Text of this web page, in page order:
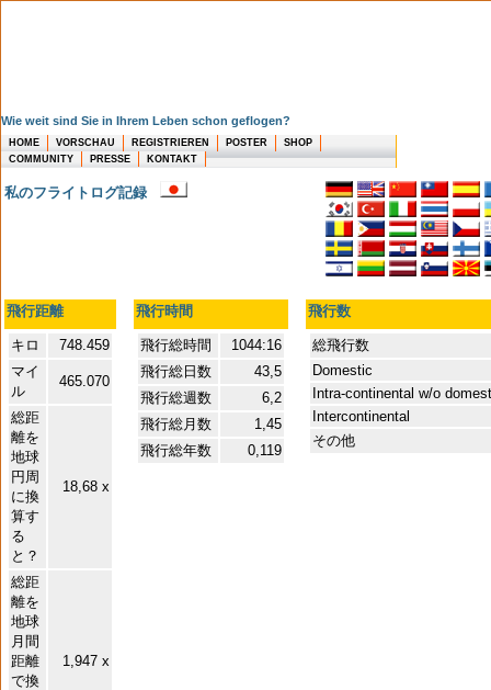
Wie weit sind Sie in Ihrem Leben schon geflogen?
HOME VORSCHAU REGISTRIEREN POSTER
SHOP
COMMUNITY
PRESSE KONTAKT
私のフライトログ記録
飛行距離 飛行時間 飛行数
キロ
748.459
マイ
ル
465.070
総距
離を
地球
円周
に換
算す
る
と？
18,68 x
総距
離を
地球
月間
距離
で換
1,947 x
飛行総時間
1044:16
飛行総日数
43,5
飛行総週数
6,2
飛行総月数
1,45
飛行総年数
0,119
総飛行数
Domestic
Intra-continental w/o
Intercontinental
その他